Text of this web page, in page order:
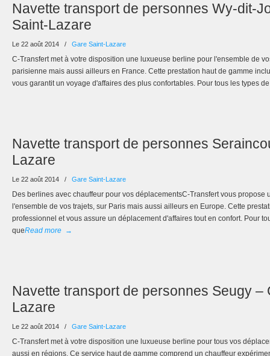
Navette transport de personnes Wy-dit-
Saint-Lazare
Le 22 août 2014 / Gare Saint-Lazare
C-Transfert met à votre disposition une luxueuse berline pour l'ensemble de
parisienne mais aussi ailleurs en France. Cette prestation haut de gamme
vous garantit un voyage d'affaires des plus confortables. Pour tous les types
Navette transport de personnes
Lazare
Le 22 août 2014 / Gare Saint-Lazare
Des berlines avec chauffeur pour vos déplacementsC-Transfert vous propose
l'ensemble de vos trajets, sur Paris mais aussi ailleurs en Europe. Cette
professionnel et vous assure un déplacement d'affaires tout en confort. Pour
queRead more →
Navette transport de personnes Seugy –
Lazare
Le 22 août 2014 / Gare Saint-Lazare
C-Transfert met à votre disposition une luxueuse berline pour tous vos
aussi en régions. Ce service haut de gamme comprend un chauffeur